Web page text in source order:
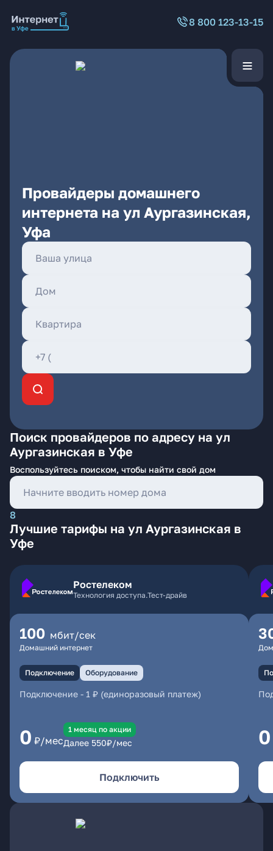
8 800 123-13-15
Провайдеры домашнего
интернета на ул Аургазинская,
Уфа
Поиск провайдеров по адресу на ул
Аургазинская в Уфе
Воспользуйтесь поиском, чтобы найти свой дом
8
Лучшие тарифы на ул Аургазинская в
Уфе
Ростелеком
Технология доступа.Тест-драйв
100 мбит/сек
Домашний интернет
Подключение Оборудование
Подключение - 1 ₽ (единоразовый платеж)
0 ₽/мес
1 месяц по акции
Далее 550₽/мес
Подключить
0